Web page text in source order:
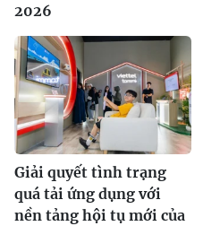
2026
Giải quyết tình trạng
quá tải ứng dụng với
nền tảng hội tụ mới của